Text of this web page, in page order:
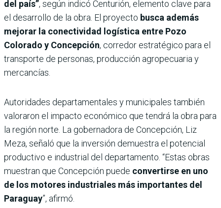
del país”, según indicó Centurión, elemento clave para
el desarrollo de la obra. El proyecto busca además
mejorar la conectividad logística entre Pozo
Colorado y Concepción, corredor estratégico para el
transporte de personas, producción agropecuaria y
mercancías.
Autoridades departamentales y municipales también
valoraron el impacto económico que tendrá la obra para
la región norte. La gobernadora de Concepción, Liz
Meza, señaló que la inversión demuestra el potencial
productivo e industrial del departamento. “Estas obras
muestran que Concepción puede convertirse en uno
de los motores industriales más importantes del
Paraguay”, afirmó.